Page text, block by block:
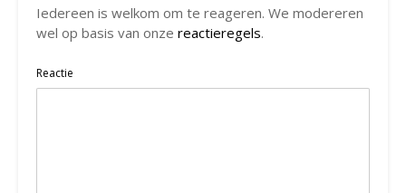
Iedereen is welkom om te reageren. We modereren
wel op basis van onze reactieregels.
Reactie